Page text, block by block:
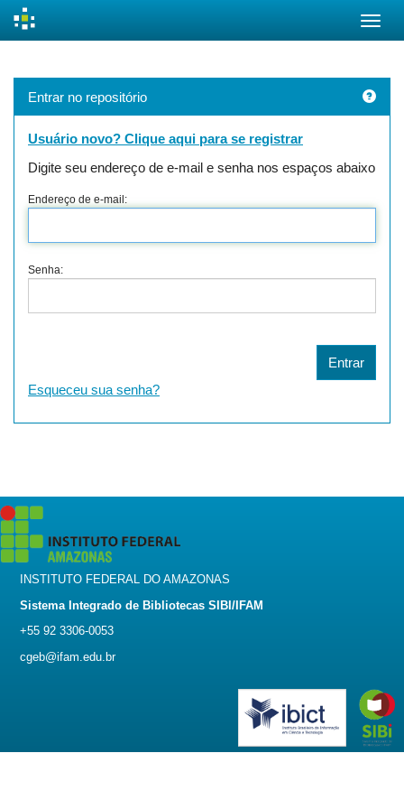
Entrar no repositório
Usuário novo? Clique aqui para se registrar
Digite seu endereço de e-mail e senha nos espaços abaixo
Endereço de e-mail:
Senha:
Esqueceu sua senha?
INSTITUTO FEDERAL DO AMAZONAS
Sistema Integrado de Bibliotecas SIBI/IFAM
+55 92 3306-0053
cgeb@ifam.edu.br